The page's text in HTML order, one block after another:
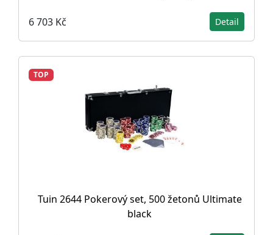
6 703 Kč Detail
TOP
Tuin 2644 Pokerový set, 500 žetonů Ultimate
black